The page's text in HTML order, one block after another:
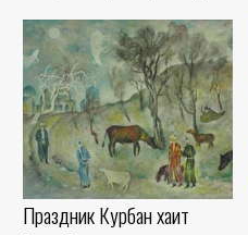
Праздник Курбан хаит